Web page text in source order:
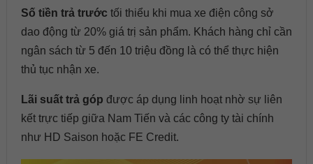
Số tiền trả trướctối thiểu khi mua xe điện công sở
dao động từ 20% giá trị sản phẩm. Khách hàng chỉ cần
ngân sách từ 5 đến 10 triệu đồng là có thể thực hiện
thủ tục nhận xe.
Lãi suất trả góp được áp dụng linh hoạt nhờ sự liên
kết trực tiếp giữa Nam Tiến và các công ty tài chính
như HD Saison hoặc FE Credit.